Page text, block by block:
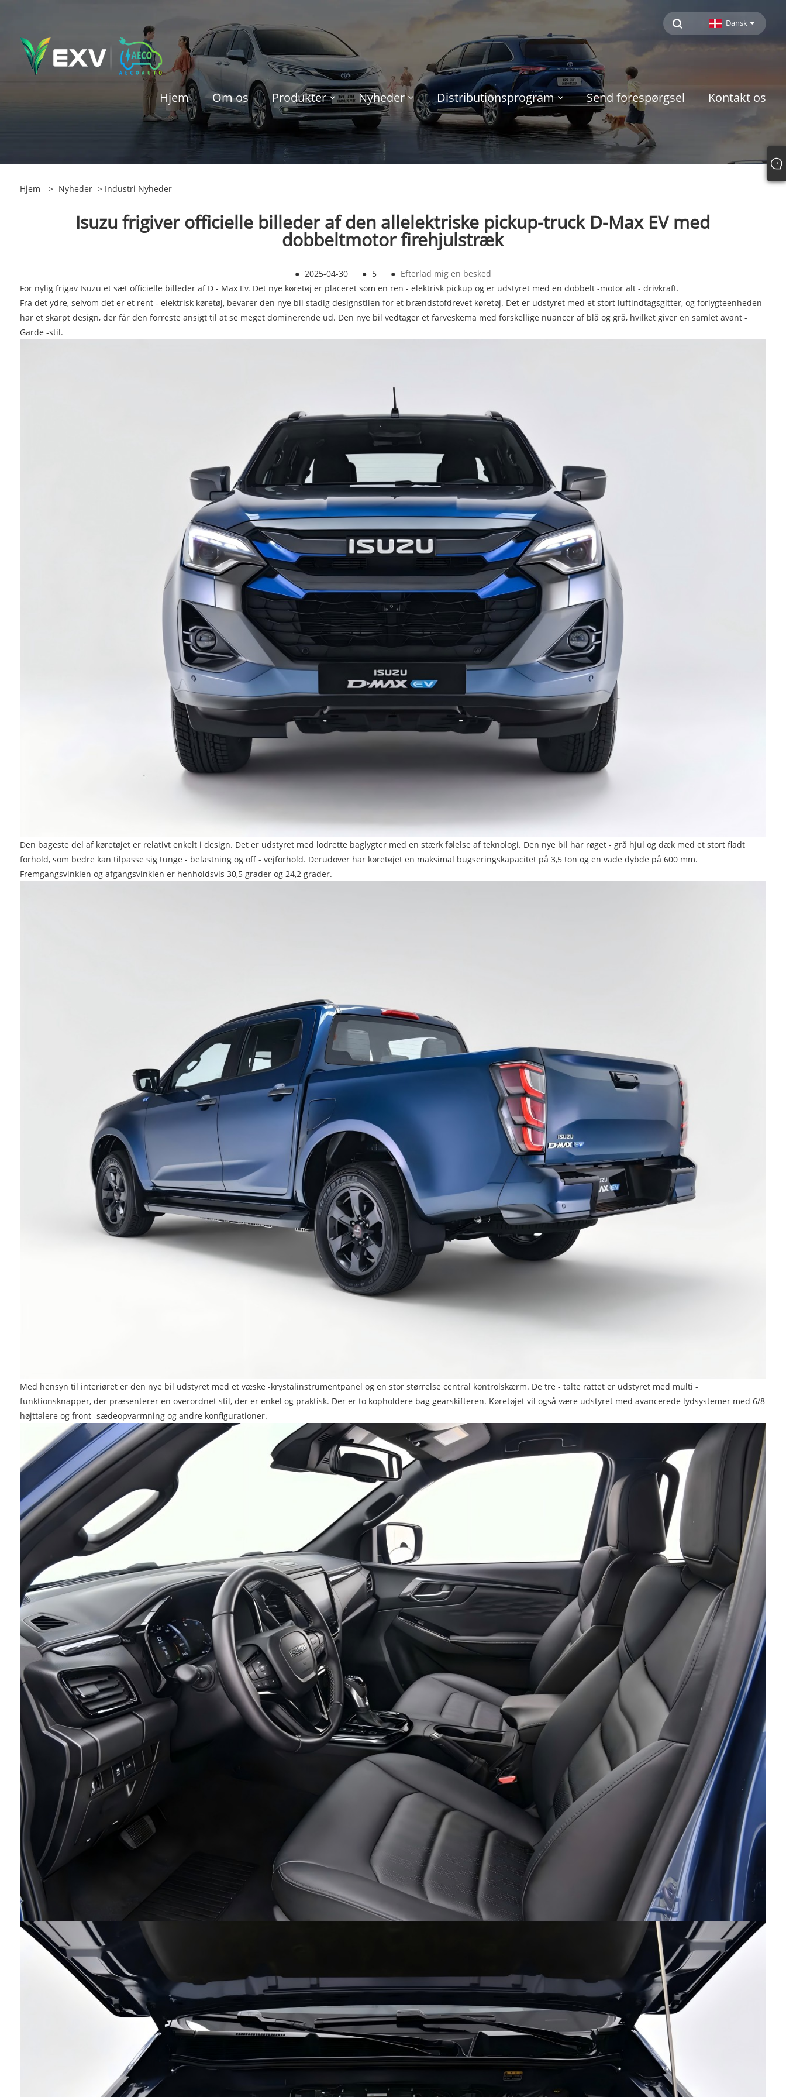
Dansk
Hjem Om os Produkter Nyheder Distributionsprogram Send forespørgsel Kontakt os
Hjem > Nyheder > Industri Nyheder
Isuzu frigiver officielle billeder af den allelektriske pickup-truck D-Max EV med
dobbeltmotor firehjulstræk
● 2025-04-30 ● 5 ● Efterlad mig en besked
For nylig frigav Isuzu et sæt officielle billeder af D - Max Ev. Det nye køretøj er placeret som en ren - elektrisk pickup og er udstyret med en dobbelt -motor alt - drivkraft.
Fra det ydre, selvom det er et rent - elektrisk køretøj, bevarer den nye bil stadig designstilen for et brændstofdrevet køretøj. Det er udstyret med et stort luftindtagsgitter, og forlygteenheden
har et skarpt design, der får den forreste ansigt til at se meget dominerende ud. Den nye bil vedtager et farveskema med forskellige nuancer af blå og grå, hvilket giver en samlet avant -
Garde -stil.
Den bageste del af køretøjet er relativt enkelt i design. Det er udstyret med lodrette baglygter med en stærk følelse af teknologi. Den nye bil har røget - grå hjul og dæk med et stort fladt
forhold, som bedre kan tilpasse sig tunge - belastning og off - vejforhold. Derudover har køretøjet en maksimal bugseringskapacitet på 3,5 ton og en vade dybde på 600 mm.
Fremgangsvinklen og afgangsvinklen er henholdsvis 30,5 grader og 24,2 grader.
Med hensyn til interiøret er den nye bil udstyret med et væske -krystalinstrumentpanel og en stor størrelse central kontrolskærm. De tre - talte rattet er udstyret med multi -
funktionsknapper, der præsenterer en overordnet stil, der er enkel og praktisk. Der er to kopholdere bag gearskifteren. Køretøjet vil også være udstyret med avancerede lydsystemer med 6/8
højttalere og front -sædeopvarmning og andre konfigurationer.